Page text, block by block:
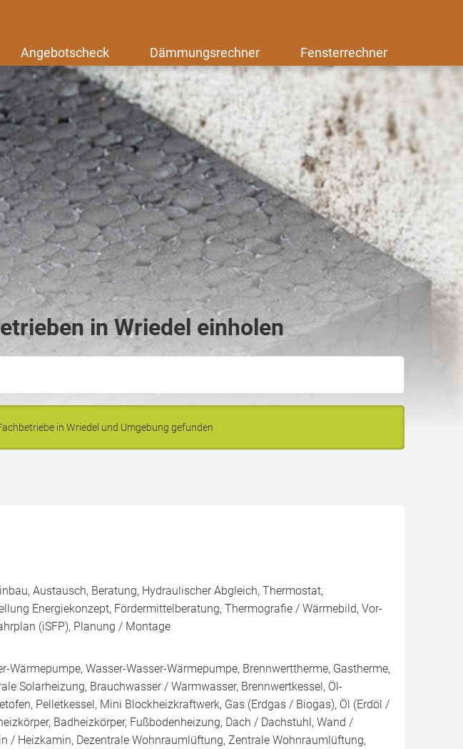
Angebotscheck Dämmungsrechner Fensterrechner
in Wriedel einholen
in Wriedel und Umgebung gefunden
Austausch, Beratung, Hydraulischer Abgleich, Thermostat,
Energiekonzept, Fördermittelberatung, Thermografie / Wärmebild, Vor-
(iSFP), Planung / Montage
Wärmepumpe, Wasser-Wasser-Wärmepumpe, Brennwerttherme, Gastherme,
Solarheizung, Brauchwasser / Warmwasser, Brennwertkessel, Öl-
Pelletkessel, Mini Blockheizkraftwerk, Gas (Erdgas / Biogas), Öl (Erdöl /
Badheizkörper, Fußbodenheizung, Dach / Dachstuhl, Wand /
/ Heizkamin, Dezentrale Wohnraumlüftung, Zentrale Wohnraumlüftung,